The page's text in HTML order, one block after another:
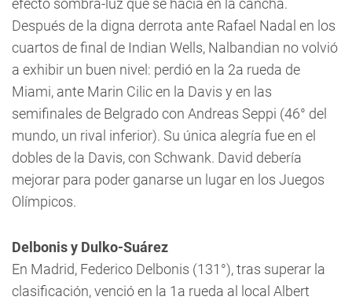
efecto sombra-luz que se hacía en la cancha.
Después de la digna derrota ante Rafael Nadal en los
cuartos de final de Indian Wells, Nalbandian no volvió
a exhibir un buen nivel: perdió en la 2a rueda de
Miami, ante Marin Cilic en la Davis y en las
semifinales de Belgrado con Andreas Seppi (46° del
mundo, un rival inferior). Su única alegría fue en el
dobles de la Davis, con Schwank. David debería
mejorar para poder ganarse un lugar en los Juegos
Olímpicos.
Delbonis y Dulko-Suárez
En Madrid, Federico Delbonis (131°), tras superar la
clasificación, venció en la 1a rueda al local Albert